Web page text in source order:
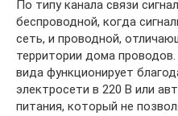
По типу канала связи
беспроводной, когда
сеть, и проводной,
территории дома
вида функционирует
электросети в 220 В или
питания, который не